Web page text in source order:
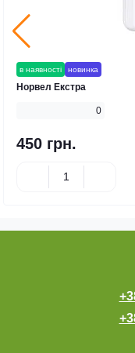
в наявності новинка
Норвел Екстра
0
450 грн.